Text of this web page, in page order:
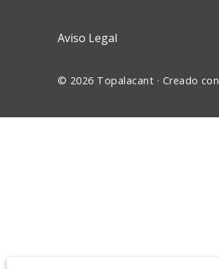
Aviso Legal
© 2026 Topalacant · Creado con